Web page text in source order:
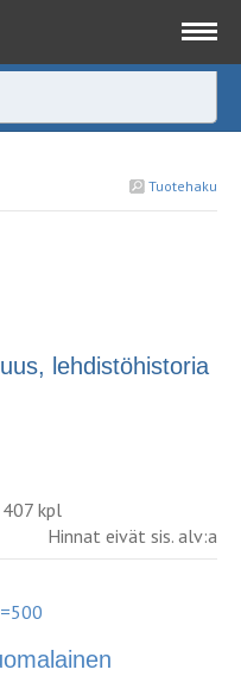
Tuotehaku
lehdistöhistoria
kpl
Hinnat eivät sis. alv:a